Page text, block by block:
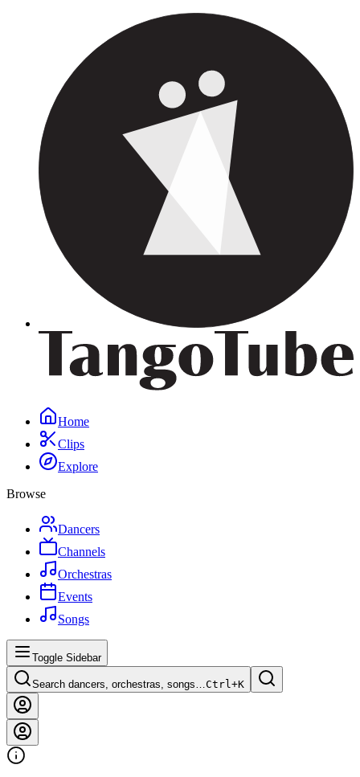
Home
Clips
Explore
Browse
Dancers
Channels
Orchestras
Events
Songs
Toggle Sidebar
Search dancers, orchestras, songs…Ctrl+K